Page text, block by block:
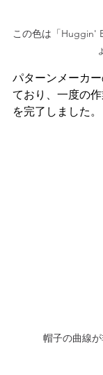
この色は「Huggin'
パターンメーカ
ており、一度の
を完了しました。
帽子の曲線が